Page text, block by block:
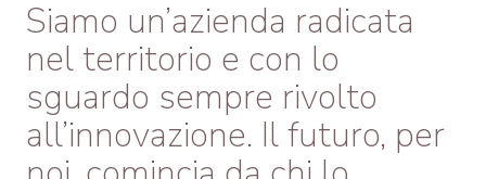
Siamo un’azienda radicata
nel territorio e con lo
sguardo sempre rivolto
all’innovazione. Il futuro, per